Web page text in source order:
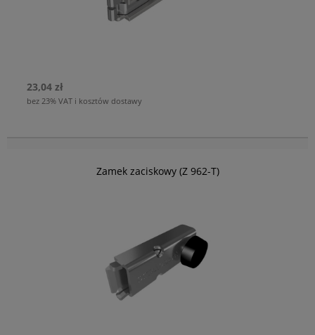
23,04 zł
bez 23% VAT i kosztów dostawy
Zamek zaciskowy (Z 962-T)